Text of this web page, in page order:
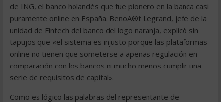
de ING, el banco holandés que fue pionero en la banca casi
puramente online en España. BenoÃ®t Legrand, jefe de la
unidad de Fintech del banco del logo naranja, explicó sin
tapujos que «el sistema es injusto porque las plataformas
online no tienen que someterse a apenas regulación en
comparación con los bancos ni mucho menos cumplir una
serie de requisitos de capital».
Como es lógico las palabras del representante de